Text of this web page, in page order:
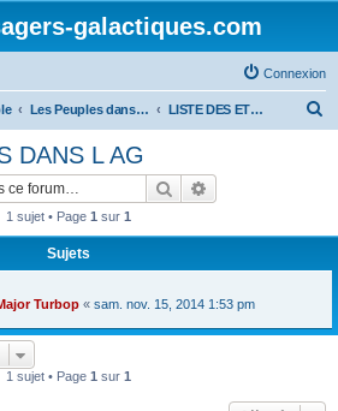
galactiques.com
Connexion
Les Peuples dans l'AG. LISTE DES ETRES DANS L AG
e
DANS L AG
Rechercher
1 sujet • Page 1 sur 1
Sujets
Turbop « sam. nov. 15, 2014 1:53 pm
1 sujet • Page 1 sur 1